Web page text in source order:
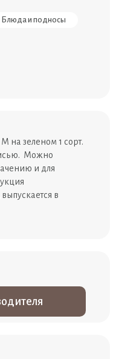
Блюда и подносы
на зеленом 1 сорт.
Можно
и для
в